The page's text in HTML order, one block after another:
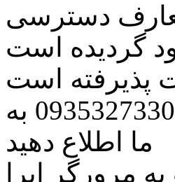
دسترسی
گردیده است
پذیرفته است
مراتب این مسئله را از طریق شماره تلفن 09353273300 به
ما اطلاع دهید
مرورگر اپرا